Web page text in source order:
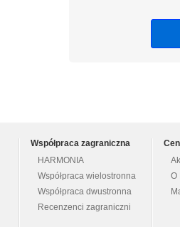
Współpraca zagraniczna
HARMONIA
Współpraca wielostronna
Współpraca dwustronna
Recenzenci zagraniczni
O